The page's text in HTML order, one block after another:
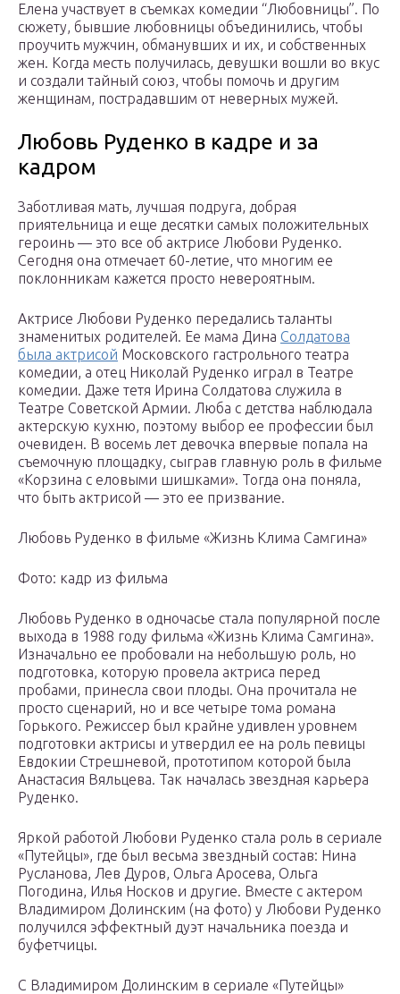
Елена участвует в съемках комедии “Любовницы”. По
сюжету, бывшие любовницы объединились, чтобы
проучить мужчин, обманувших и их, и собственных
жен. Когда месть получилась, девушки вошли во вкус
и создали тайный союз, чтобы помочь и другим
женщинам, пострадавшим от неверных мужей.
Любовь Руденко в кадре и за
кадром
Заботливая мать, лучшая подруга, добрая
приятельница и еще десятки самых положительных
героинь — это все об актрисе Любови Руденко.
Сегодня она отмечает 60-летие, что многим ее
поклонникам кажется просто невероятным.
Актрисе Любови Руденко передались таланты
знаменитых родителей. Ее мама Дина Солдатова
была актрисой Московского гастрольного театра
комедии, а отец Николай Руденко играл в Театре
комедии. Даже тетя Ирина Солдатова служила в
Театре Советской Армии. Люба с детства наблюдала
актерскую кухню, поэтому выбор ее профессии был
очевиден. В восемь лет девочка впервые попала на
съемочную площадку, сыграв главную роль в фильме
«Корзина с еловыми шишками». Тогда она поняла,
что быть актрисой — это ее призвание.
Любовь Руденко в фильме «Жизнь Клима Самгина»
Фото: кадр из фильма
Любовь Руденко в одночасье стала популярной после
выхода в 1988 году фильма «Жизнь Клима Самгина».
Изначально ее пробовали на небольшую роль, но
подготовка, которую провела актриса перед
пробами, принесла свои плоды. Она прочитала не
просто сценарий, но и все четыре тома романа
Горького. Режиссер был крайне удивлен уровнем
подготовки актрисы и утвердил ее на роль певицы
Евдокии Стрешневой, прототипом которой была
Анастасия Вяльцева. Так началась звездная карьера
Руденко.
Яркой работой Любови Руденко стала роль в сериале
«Путейцы», где был весьма звездный состав: Нина
Русланова, Лев Дуров, Ольга Аросева, Ольга
Погодина, Илья Носков и другие. Вместе с актером
Владимиром Долинским (на фото) у Любови Руденко
получился эффектный дуэт начальника поезда и
буфетчицы.
С Владимиром Долинским в сериале «Путейцы»